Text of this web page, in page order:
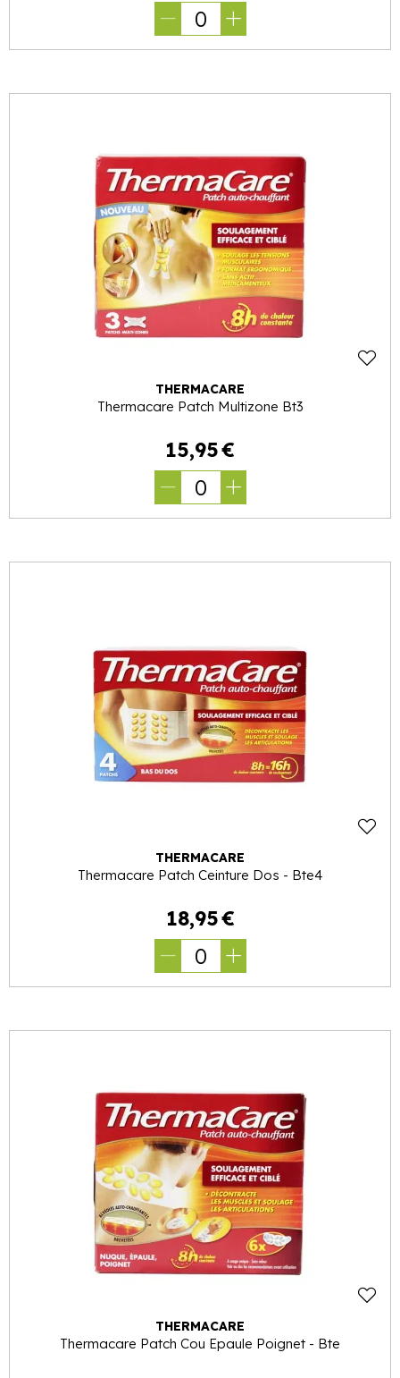
0
THERMACARE
Thermacare Patch Multizone Bt3
15,95€
0
THERMACARE
Thermacare Patch Ceinture Dos - Bte4
18,95€
0
THERMACARE
Thermacare Patch Cou Epaule Poignet - Bte